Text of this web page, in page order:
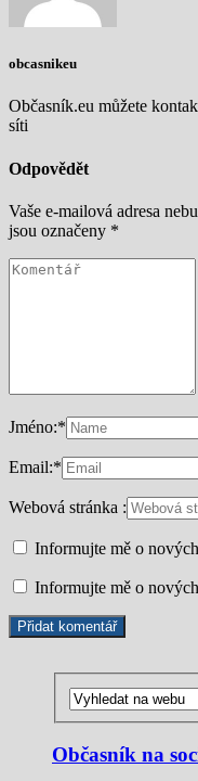
obcasnikeu
Občasník.eu můžete
síti
Odpovědět
Vaše e-mailová adresa
jsou označeny *
Jméno:*
Email:*
Webová stránka :
Informujte mě o
Informujte mě o
Občasník na